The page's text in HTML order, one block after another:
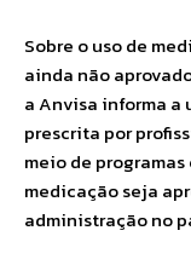
Sobre o uso de
ainda não
a Anvisa informa a
prescrita por
meio de
medicação seja
administração no